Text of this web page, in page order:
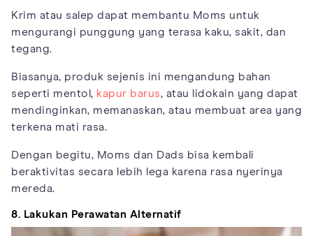
Krim atau salep dapat membantu Moms untuk
mengurangi punggung yang terasa kaku, sakit, dan
tegang.
Biasanya, produk sejenis ini mengandung bahan
seperti mentol, kapur barus, atau lidokain yang dapat
mendinginkan, memanaskan, atau membuat area yang
terkena mati rasa.
Dengan begitu, Moms dan Dads bisa kembali
beraktivitas secara lebih lega karena rasa nyerinya
mereda.
8. Lakukan Perawatan Alternatif